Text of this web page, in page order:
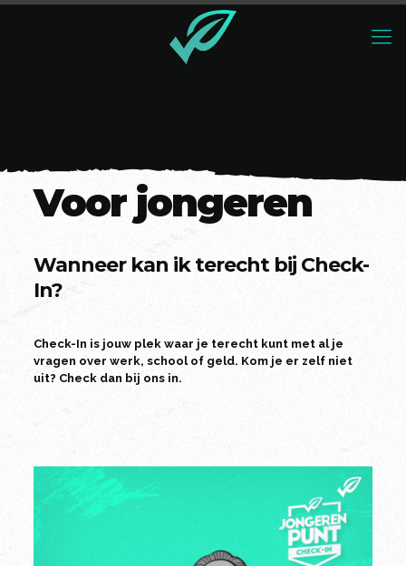
Voor jongeren
Wanneer kan ik terecht bij Check-
In?
Check-In is jouw plek waar je terecht kunt met al je
vragen over werk, school of geld. Kom je er zelf niet
uit? Check dan bij ons in.